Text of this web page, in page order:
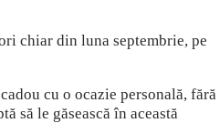
chiar din luna septembrie, pe
cu o ocazie personală, fără
să le găsească în această